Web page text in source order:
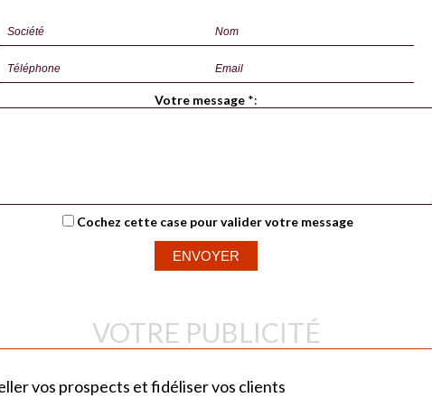
Votre message *:
Cochez cette case pour valider votre message
VOTRE PUBLICITÉ
vos prospects et fidéliser vos clients